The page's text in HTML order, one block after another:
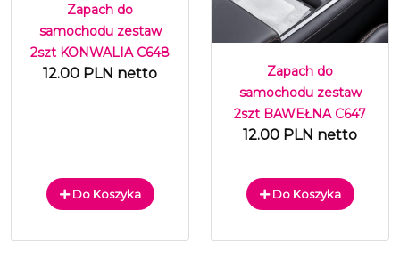
Zapach do
samochodu zestaw
2szt KONWALIA C648
12.00 PLN netto
Do Koszyka
Zapach do
samochodu zestaw
2szt BAWEŁNA C647
12.00 PLN netto
Do Koszyka